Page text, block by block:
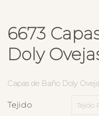
6673
Doly
Capas de Baño Doly
Tejido